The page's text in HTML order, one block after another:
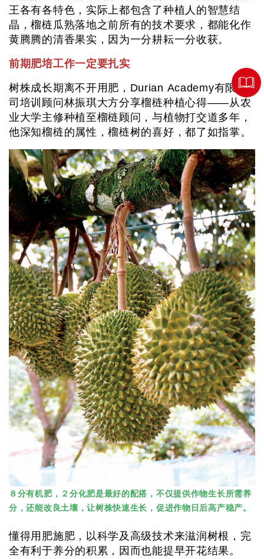
王各有各特色，实际上都包含了种植人的智慧结
晶，榴梿瓜熟落地之前所有的技术要求，都能化作
黄腾腾的清香果实，因为一分耕耘一分收获。
前期肥培工作一定要扎实
树株成长期离不开用肥，Durian Academy有限公
司培训顾问林振琪大方分享榴梿种植心得——从农
业大学主修种植至榴梿顾问，与植物打交道多年，
他深知榴梿的属性，榴梿树的喜好，都了如指掌。
８分有机肥，２分化肥是最好的配搭，不仅提供作物生长所需养
分，还能改良土壤，让树株快速生长，促进作物日后高产稳产。
懂得用肥施肥，以科学及高级技术来滋润树根，完
全有利于养分的积累，因而也能提早开花结果。